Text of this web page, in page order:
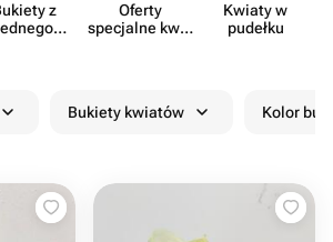
z
Oferty
specjalne kwia​
Kwiaty w
pudełku
Bukiety kwiatów Kolor